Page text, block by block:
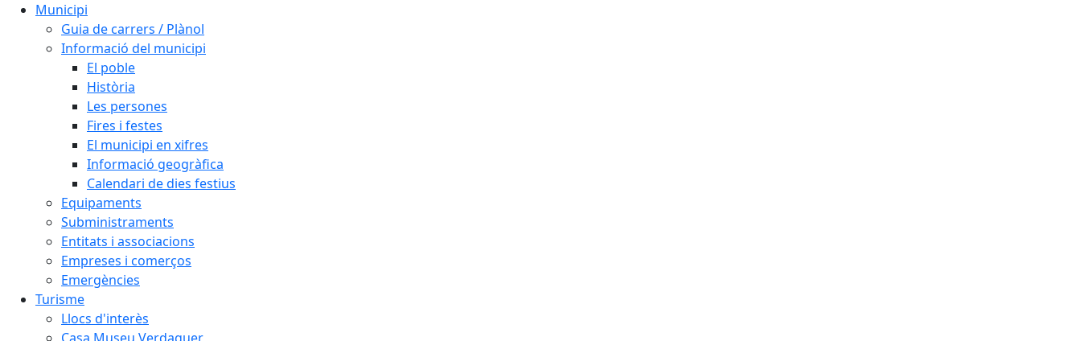
Municipi
Guia de carrers / Plànol
Informació del municipi
El poble
Història
Les persones
Fires i festes
El municipi en xifres
Informació geogràfica
Calendari de dies festius
Equipaments
Subministraments
Entitats i associacions
Empreses i comerços
Emergències
Turisme
Llocs d'interès